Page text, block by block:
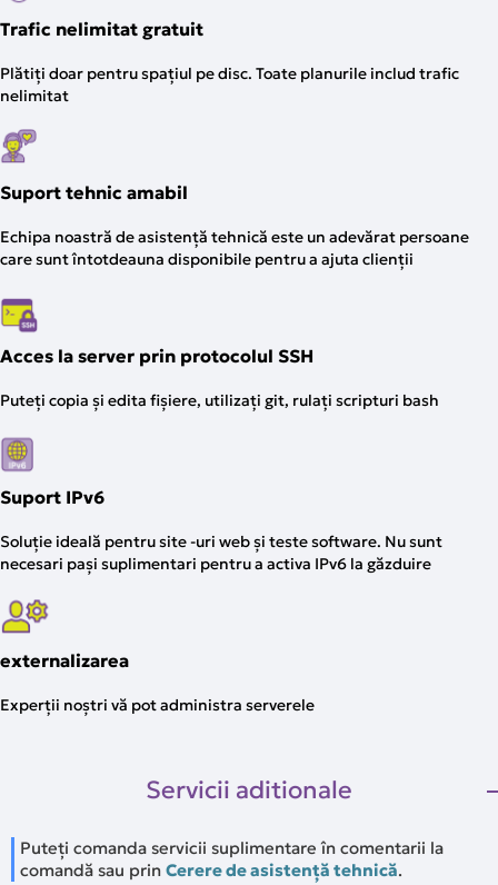
Trafic nelimitat gratuit
Plătiți doar pentru spațiul pe disc. Toate planurile includ trafic
nelimitat
Suport tehnic amabil
Echipa noastră de asistență tehnică este un adevărat persoane
care sunt întotdeauna disponibile pentru a ajuta clienții
Acces la server prin protocolul SSH
Puteți copia și edita fișiere, utilizați git, rulați scripturi bash
Suport IPv6
Soluție ideală pentru site -uri web și teste software. Nu sunt
necesari pași suplimentari pentru a activa IPv6 la găzduire
externalizarea
Experții noștri vă pot administra serverele
Servicii aditionale
Puteți comanda servicii suplimentare în comentarii la
comandă sau prin Cerere de asistență tehnică.